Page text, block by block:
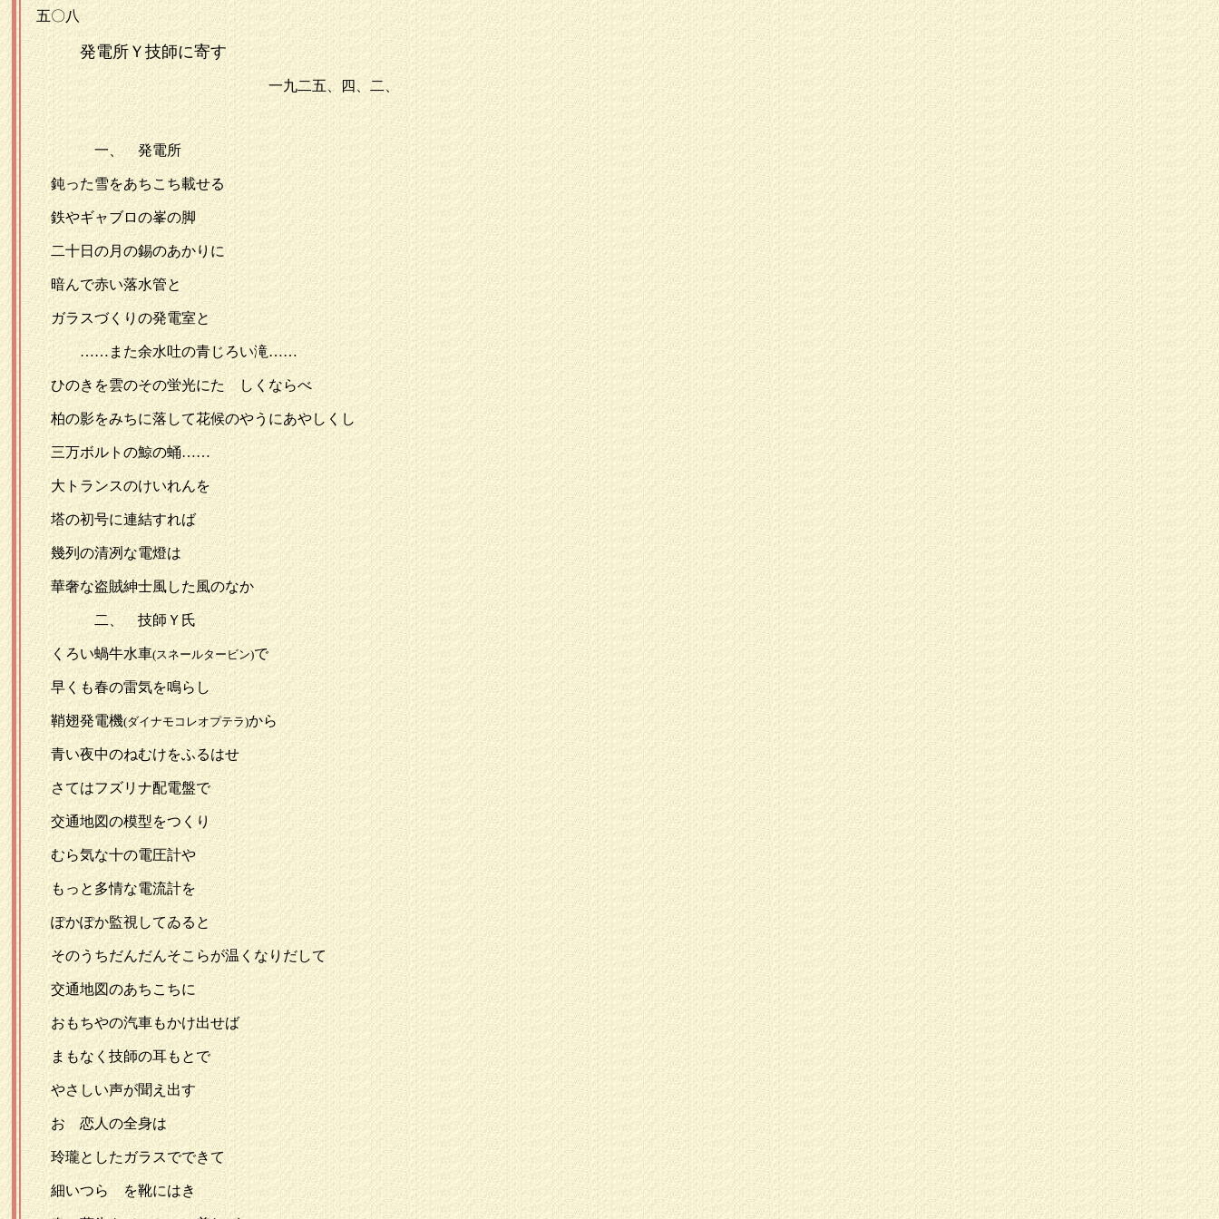
五〇八
発電所Ｙ技師に寄す
一九二五、四、二、
一、 発電所
鈍った雪をあちこち載せる
鉄やギャブロの峯の脚
二十日の月の錫のあかりに
暗んで赤い落水管と
ガラスづくりの発電室と
……また余水吐の青じろい滝……
ひのきを雲のその蛍光にたゞしくならべ
柏の影をみちに落して花候のやうにあやしくし
三万ボルトの鯨の蛹……
大トランスのけいれんを
塔の初号に連結すれば
幾列の清冽な電燈は
華奢な盗賊紳士風した風のなか
二、 技師Ｙ氏
くろい蝸牛水車(スネールタービン)で
早くも春の雷気を鳴らし
鞘翅発電機(ダイナモコレオプテラ)から
青い夜中のねむけをふるはせ
さてはフズリナ配電盤で
交通地図の模型をつくり
むら気な十の電圧計や
もっと多情な電流計を
ぽかぽか監視してゐると
そのうちだんだんそこらが温くなりだして
交通地図のあちこちに
おもちやの汽車もかけ出せば
まもなく技師の耳もとで
やさしい声が聞え出す
おゝ恋人の全身は
玲瓏としたガラスでできて
細いつらゝを靴にはき